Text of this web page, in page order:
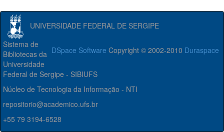
UNIVERSIDADE FEDERAL DE SERGIPE
DSpace Software Copyright © 2002-2010 Duraspace
Sistema de
Bibliotecas da
Universidade
Federal de Sergipe - SIBIUFS
Núcleo de Tecnologia da Informação - NTI
repositorio@academico.ufs.br
+55 79 3194-6528